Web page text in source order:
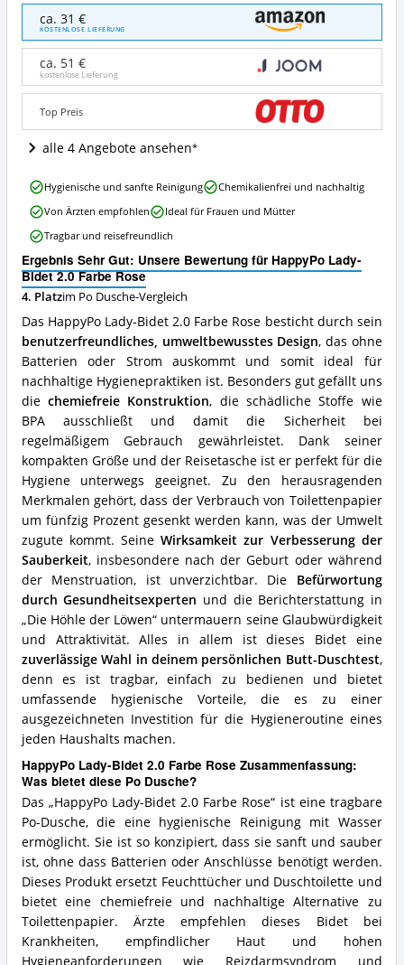
HappyPo
Lady-
Bidet
Farbe
Rose
Angebote:
ist
diese
Dusche
erhältlich?
ca. 31 €
KOSTENLOSE LIEFERUNG
ca. 51 €
kostenlose Lieferung
Top Preis
alle 4 Angebote ansehen
Ergebnis Sehr Gut: Unsere Bewertung für HappyPo Lady-
Bidet 2.0 Farbe Rose
4. Platzim Po Dusche-Vergleich
Das HappyPo Lady-Bidet 2.0 Farbe Rose besticht durch sein
benutzerfreundliches, umweltbewusstes Design, das ohne
Batterien oder Strom auskommt und somit ideal für
nachhaltige Hygienepraktiken ist. Besonders gut gefällt uns
diechemiefreie Konstruktion, die schädliche Stoffe wie
BPA ausschließt und damit die Sicherheit bei
regelmäßigem Gebrauch gewährleistet. Dank seiner
kompakten Größe und der Reisetasche ist er perfekt für die
Hygiene unterwegs geeignet. Zu den herausragenden
Merkmalen gehört, dass der Verbrauch von Toilettenpapier
um fünfzig Prozent gesenkt werden kann, was der Umwelt
zugute kommt. SeineWirksamkeit zur Verbesserung der
Sauberkeit, insbesondere nach der Geburt oder während
der Menstruation, ist unverzichtbar. Die Befürwortung
durch Gesundheitsexperten und die Berichterstattung in
„Die Höhle der Löwen“ untermauern seine Glaubwürdigkeit
und Attraktivität. Alles in allem ist dieses Bidet eine
zuverlässige Wahl in deinem persönlichen Butt-Duschtest,
denn es ist tragbar, einfach zu bedienen und bietet
umfassende hygienische Vorteile, die es zu einer
ausgezeichneten Investition für die Hygieneroutine eines
jeden Haushalts machen.
HappyPo Lady-Bidet 2.0 Farbe Rose Zusammenfassung:
Was bietet diese Po Dusche?
Das „HappyPo Lady-Bidet 2.0 Farbe Rose“ ist eine tragbare
Po-Dusche, die eine hygienische Reinigung mit Wasser
ermöglicht. Sie ist so konzipiert, dass sie sanft und sauber
ist, ohne dass Batterien oder Anschlüsse benötigt werden.
Dieses Produkt ersetzt Feuchttücher und Duschtoilette und
bietet eine chemiefreie und nachhaltige Alternative zu
Toilettenpapier. Ärzte empfehlen dieses Bidet bei
Krankheiten, empfindlicher Haut und hohen
Hygieneanforderungen wie Reizdarmsyndrom und
HappyPo
Lady-
Bidet
2.0
Farbe
Rose
Vorteile:
Was
spricht
für
diese
Po
Dusche?
Hygienische und sanfte Reinigung
Chemikalienfrei und nachhaltig
Von Ärzten empfohlen
Ideal für Frauen und Mütter
Tragbar und reisefreundlich